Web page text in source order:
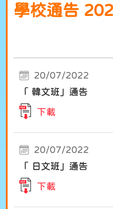
學校通告
20/07/2022
「 韓文班」通告
下載
20/07/2022
「 日文班」通告
下載